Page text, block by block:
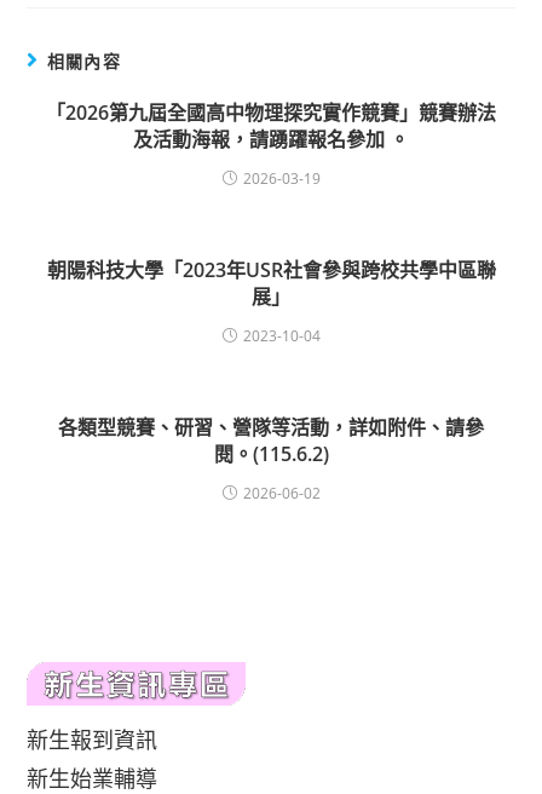
相關內容
「2026第九屆全國高中物理探究實作競賽」競賽辦法
及活動海報，請踴躍報名參加 。
2026-03-19
朝陽科技大學「2023年USR社會參與跨校共學中區聯
展」
2023-10-04
各類型競賽、研習、營隊等活動，詳如附件、請參
閱。(115.6.2)
2026-06-02
新生報到資訊
新生始業輔導